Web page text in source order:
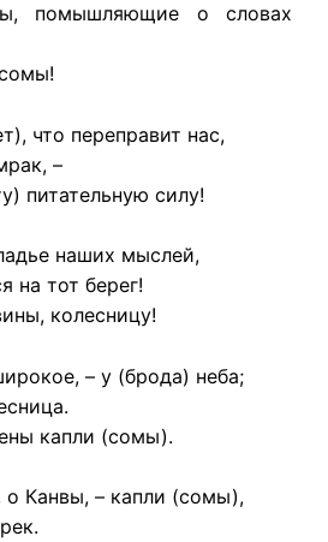
помышляющие о словах
что переправит нас,
–
питательную силу!
наших мыслей,
на тот берег!
колесницу!
– у (брода) неба;
капли (сомы).
о Канвы, – капли (сомы),